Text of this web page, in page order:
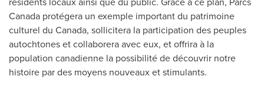
Canada protégera un exemple important du patrimoine
culturel du Canada, sollicitera la participation des peuples
autochtones et collaborera avec eux, et offrira à la
population canadienne la possibilité de découvrir notre
histoire par des moyens nouveaux et stimulants.